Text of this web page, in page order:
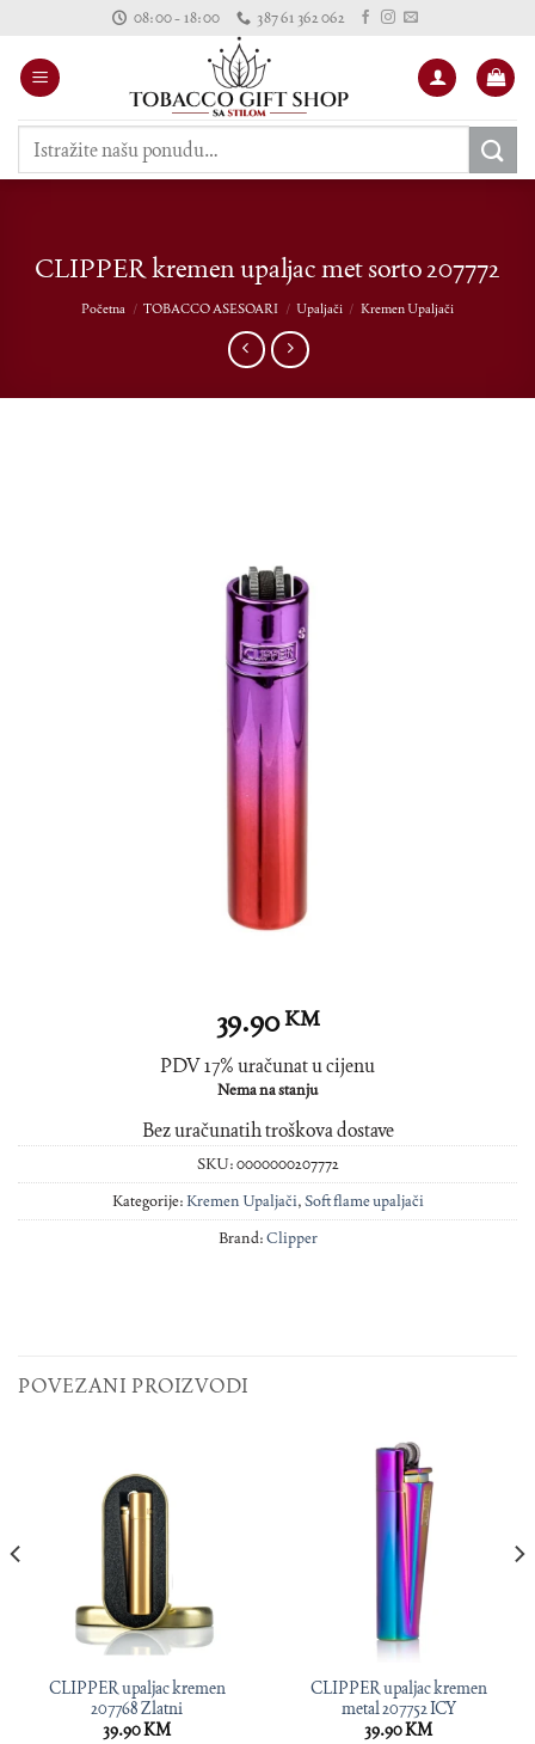
content
08:00 - 18:00 387 61 362 062
Pretraži:
CLIPPER kremen upaljac met sorto 207772
Početna / TOBACCO ASESOARI / Upaljači / Kremen Upaljači
39.90KM
PDV 17% uračunat u cijenu
Nema na stanju
Bez uračunatih troškova dostave
SKU:0000000207772
Kategorije:Kremen Upaljači,Soft flame upaljači
Brand:Clipper
POVEZANI PROIZVODI
CLIPPER upaljac kremen
207768 Zlatni
39.90KM
CLIPPER upaljac kremen
metal 207752 ICY
39.90KM